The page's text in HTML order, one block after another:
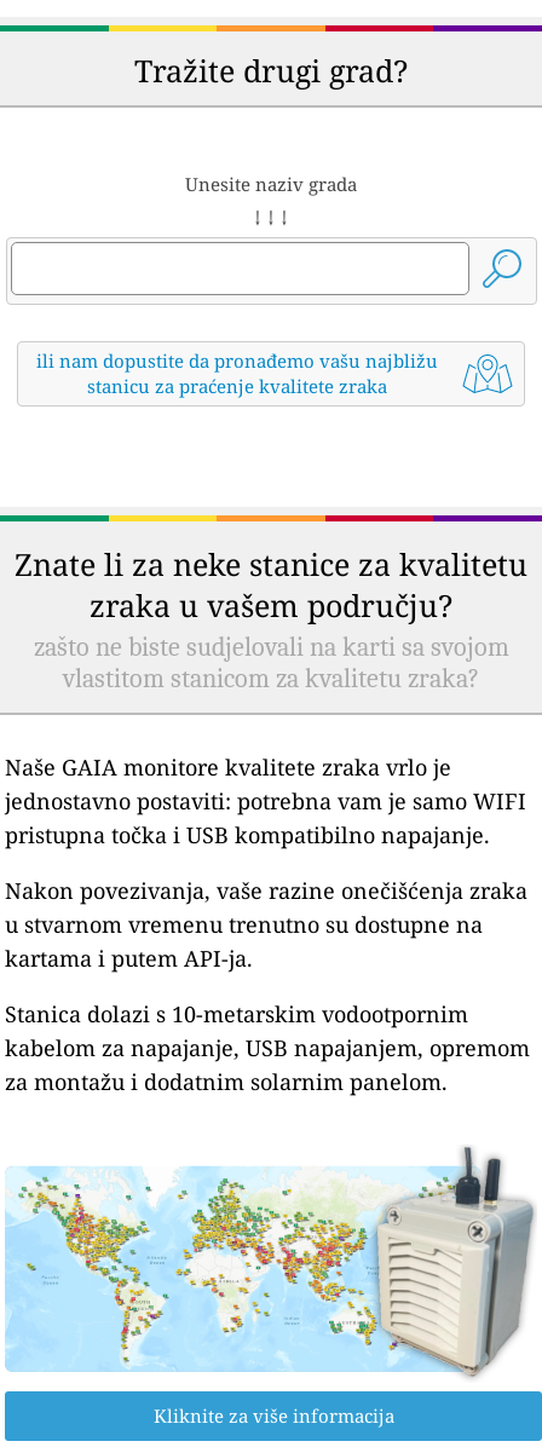
Tražite drugi grad?
Unesite naziv grada
↓ ↓ ↓
ili nam dopustite da pronađemo vašu najbližu
stanicu za praćenje kvalitete zraka
Znate li za neke stanice za kvalitetu
zraka u vašem području?
zašto ne biste sudjelovali na karti sa svojom
vlastitom stanicom za kvalitetu zraka?
Naše GAIA monitore kvalitete zraka vrlo je
jednostavno postaviti: potrebna vam je samo WIFI
pristupna točka i USB kompatibilno napajanje.
Nakon povezivanja, vaše razine onečišćenja zraka
u stvarnom vremenu trenutno su dostupne na
kartama i putem API-ja.
Stanica dolazi s 10-metarskim vodootpornim
kabelom za napajanje, USB napajanjem, opremom
za montažu i dodatnim solarnim panelom.
Kliknite za više informacija